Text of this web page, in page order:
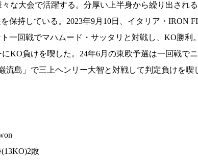
な大会で活躍する。分厚い上半身から繰り出され
持している。2023年9月10日、イタリア・IRON
一回戦でマハムード・サッタリと対戦し、KO勝利
KO負けを喫した。24年6月の東欧予選は一回戦で
島」で三上ヘンリー大智と対戦して判定負けを喫
敗